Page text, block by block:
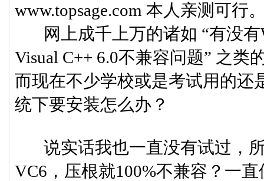
www.topsage.com 本人亲测可
网上成千上万的诸如 “有没有
Visual C++ 6.0不兼容问题” 之
而现在不少学校或是考试用的还
统下要安装怎么办？
说实话我也一直没有试过，所
VC6，压根就100%不兼容？一